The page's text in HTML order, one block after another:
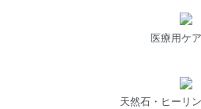
医療用ケ
天然石・ヒーリ